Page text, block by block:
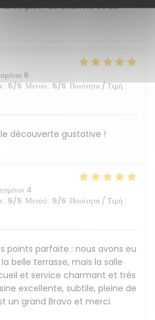
plein de charme et de
6
:5/5 Μενού:5/5 Ποιότητα / Τιμή:
découverte gustative !
4
: 5/5 Μενού : 5/5 Ποιότητα / Τιμή :
points parfaite : nous avons eu
belle terrasse, mais la salle
et service charmant et très
excellente, subtile, pleine de
un grand Bravo et merci.